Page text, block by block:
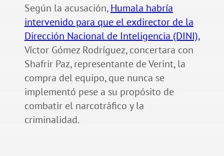
Según la acusación,Humala habría
intervenido para que el exdirector de la
Dirección Nacional de Inteligencia (DINI),
Víctor Gómez Rodríguez, concertara con
Shafrir Paz, representante de Verint, la
compra del equipo, que nunca se
implementó pese a su propósito de
combatir el narcotráfico y la
criminalidad.